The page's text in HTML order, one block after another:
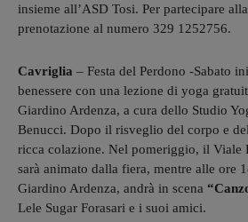
insieme all’ASD Tosi. Per partecipare
prenotazione al numero 329 1252756.
Cavriglia – Festa del Perdono -Sabato
benessere con una lezione di yoga
Giardino Ardenza, a cura dello Studio
Benucci. Dopo il risveglio del corpo e
ricca colazione. Nel pomeriggio, il Viale
sarà animato dalla fiera, mentre alle ore
Giardino Ardenza, andrà in scena
Lele Sugar Forasari e i suoi amici.